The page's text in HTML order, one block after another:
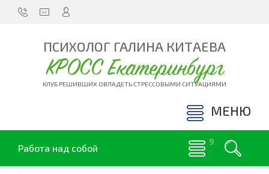
ПСИХОЛОГ ГАЛИНА КИТАЕВА
КРОСС Екатеринбург
КЛУБ РЕШИВШИХ ОВЛАДЕТЬ СТРЕССОВЫМИ СИТУАЦИЯМИ
МЕНЮ
Работа над собой